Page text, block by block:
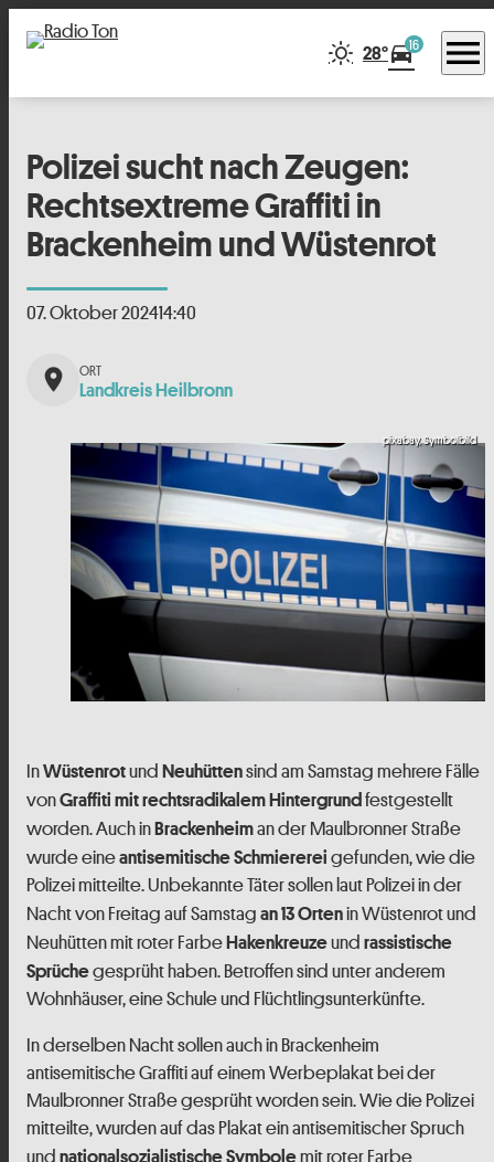
28°directions_car16 menu
Polizei sucht nach Zeugen:
Rechtsextreme Graffiti in
Brackenheim und Wüstenrot
07. Oktober 202414:40
place Landkreis Heilbronn
pixabay, Symbolbild
InWüstenrotund Neuhüttensind am Samstag mehrere Fälle
vonGraffiti mit rechtsradikalem Hintergrundfestgestellt
worden. Auch inBrackenheiman der Maulbronner Straße
wurde eineantisemitische Schmiererei gefunden, wie die
Polizei mitteilte. Unbekannte Täter sollen laut Polizei in der
Nacht von Freitag auf Samstag an 13 Ortenin Wüstenrot und
Neuhütten mit roter FarbeHakenkreuzeund rassistische
Sprüchegesprüht haben. Betroffen sind unter anderem
Wohnhäuser, eine Schule und Flüchtlingsunterkünfte.
In derselben Nacht sollen auch in Brackenheim
antisemitische Graffiti auf einem Werbeplakat bei der
Maulbronner Straße gesprüht worden sein. Wie die Polizei
mitteilte, wurden auf das Plakat ein antisemitischer Spruch
und nationalsozialistische Symbolemit roter Farbe